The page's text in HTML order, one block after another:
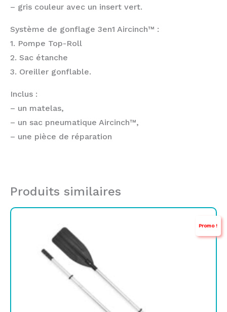
– gris couleur avec un insert vert.
Système de gonflage 3en1 Aircinch™ :
1. Pompe Top-Roll
2. Sac étanche
3. Oreiller gonflable.
Inclus :
– un matelas,
– un sac pneumatique Aircinch™,
– une pièce de réparation
Produits similaires
Promo !
initial
était :
TND
129,000.
actuel
est :
TND
109,000.